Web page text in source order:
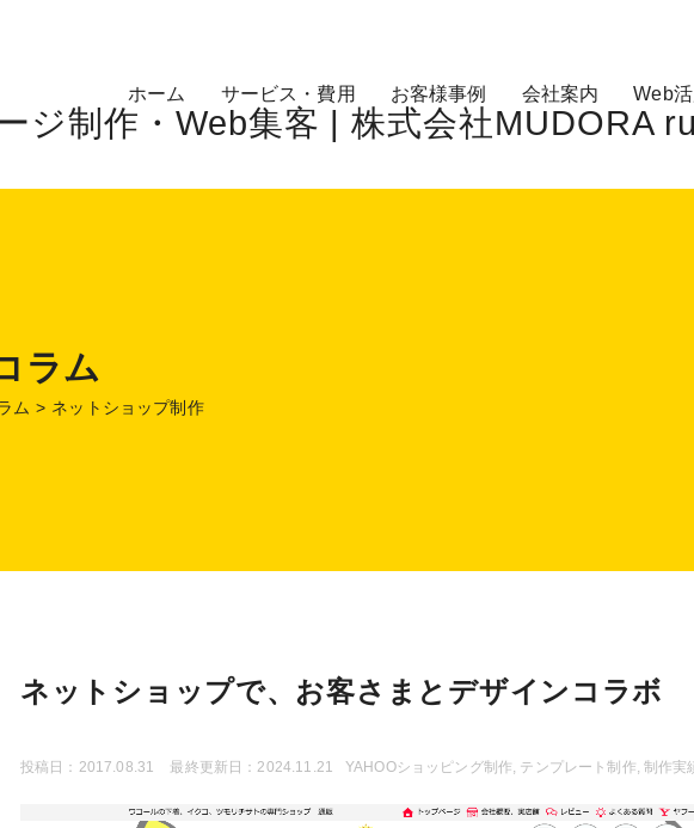
ジ制作・Web集客 | 株式会社MUDORA
ホーム サービス・費用 お客様事例 会社案内 Web
ラム
ム ネットショップ制作
ネットショップで、お客さまとデザインコラボ
投稿日：2017.08.31 最終更新日：2024.11.21 YAHOOショッピング制作, テンプレート制作,制作実